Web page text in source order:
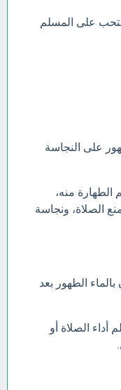
على المسلم
على النجاسة
منه،
الصلاة، ونجاسة
الطهور بعد
أداء الصلاة أو